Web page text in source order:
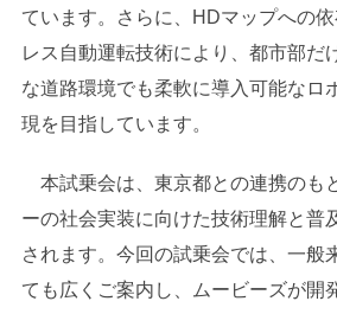
ています。さらに、HDマップへの
レス自動運転技術により、都市部だ
な道路環境でも柔軟に導入可能なロ
現を目指しています。
本試乗会は、東京都との連携のも
ーの社会実装に向けた技術理解と普
されます。今回の試乗会では、一般
ても広くご案内し、ムービーズが開